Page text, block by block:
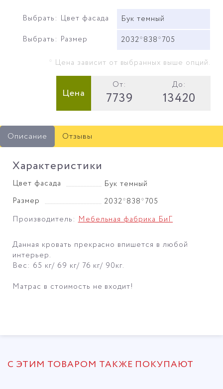
Выбрать: Цвет фасада
Бук темный
Выбрать: Размер
2032*838*705
* Цена зависит от выбранных выше опций.
Цена
От:
7739
До:
13420
Описание Отзывы
Характеристики
Цвет фасада
Бук темный
Размер
2032*838*705
Производитель:Мебельная фабрика БиГ
Данная кровать прекрасно впишется в любой
интерьер.
Вес: 65 кг/ 69 кг/ 76 кг/ 90кг.
Матрас в стоимость не входит!
С ЭТИМ ТОВАРОМ ТАКЖЕ ПОКУПАЮТ